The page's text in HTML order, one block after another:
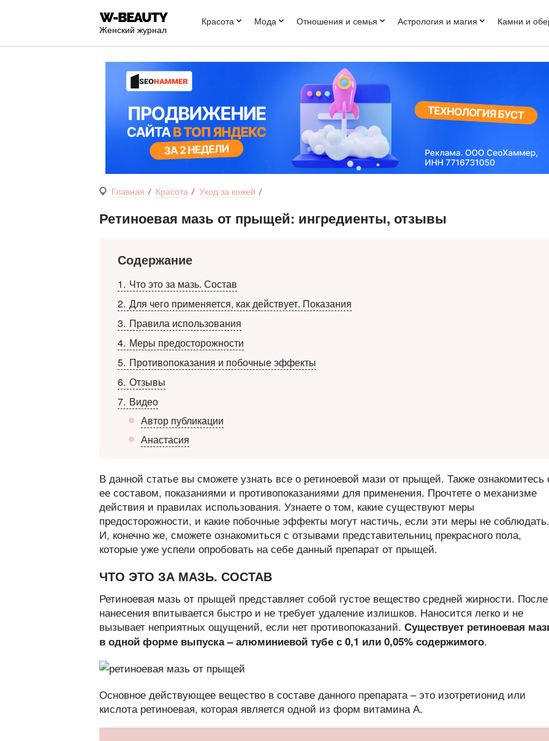
Женский журнал
Красота Мода Отношения и семья Астрология и магия Камни и
Главная Красота Уход за кожей
Ретиноевая мазь от прыщей: ингредиенты, отзывы
Содержание
1
Что это за мазь. Состав
2 Для чего применяется, как действует. Показания
3 Правила использования
4 Меры предосторожности
5 Противопоказания и побочные эффекты
6 Отзывы
7 Видео
Автор публикации
Анастасия
В данной статье вы сможете узнать все о ретиноевой мази от прыщей. Также ознакомитесь
ее составом, показаниями и противопоказаниями для применения. Прочтете о механизме
действия и правилах использования. Узнаете о том, какие существуют меры
предосторожности, и какие побочные эффекты могут настичь, если эти меры не соблюдать.
И, конечно же, сможете ознакомиться с отзывами представительниц прекрасного пола,
которые уже успели опробовать на себе данный препарат от прыщей.
ЧТО ЭТО ЗА МАЗЬ. СОСТАВ
Ретиноевая мазь от прыщей представляет собой густое вещество средней жирности. После
нанесения впитывается быстро и не требует удаление излишков. Наносится легко и не
вызывает неприятных ощущений, если нет противопоказаний. Существует ретиноевая
в одной форме выпуска – алюминиевой тубе с 0,1 или 0,05% содержимого.
Основное действующее вещество в составе данного препарата – это изотретионид или
кислота ретиноевая, которая является одной из форм витамина А.